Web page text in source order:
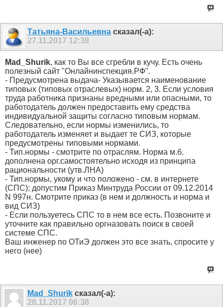
Татьяна-Васильевна сказал(-а):
27.11.2017 12:38
Mad_Shurik, как то Вы все сгребли в кучу. Есть очень
полезный сайт "Онлайнинспекция.РФ".
- Предусмотрена выдача- Указывается наименование
типовых (типовых отраслевых) норм. 2, 3. Если условия
труда работника признаны вредными или опасными, то
работодатель должен предоставить ему средства
индивидуальной защиты согласно типовым нормам.
Следовательно, если нормы изменились, то
работодатель изменяет и выдает те СИЗ, которые
предусмотрены типовыми нормами.
- Тип.нормы - смотрите по отраслям. Норма м.б.
дополнена орг.самостоятельно исходя из принципа
рациональности (утв.ЛНА)
- Тип.нормы, укому и что положено - см. в интернете
(СПС); допустим Приказ Минтруда России от 09.12.2014
N 997н. Смотрите приказ (в нем и должность и норма и
вид СИЗ)
- Если пользуетесь СПС то в нем все есть. Позвоните и
уточните как правильно оргназовать поиск в своей
системе СПС.
Ваш инженер по ОТиЭ должен это все знать, спросите у
него (нее)
Mad_Shurik сказал(-а):
28.11.2017 06:38